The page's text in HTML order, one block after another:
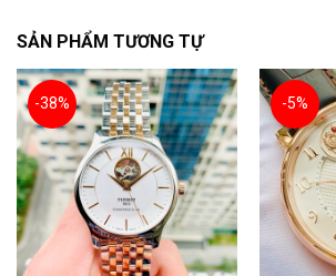
SẢN PHẨM TƯƠNG TỰ
-38% -5%